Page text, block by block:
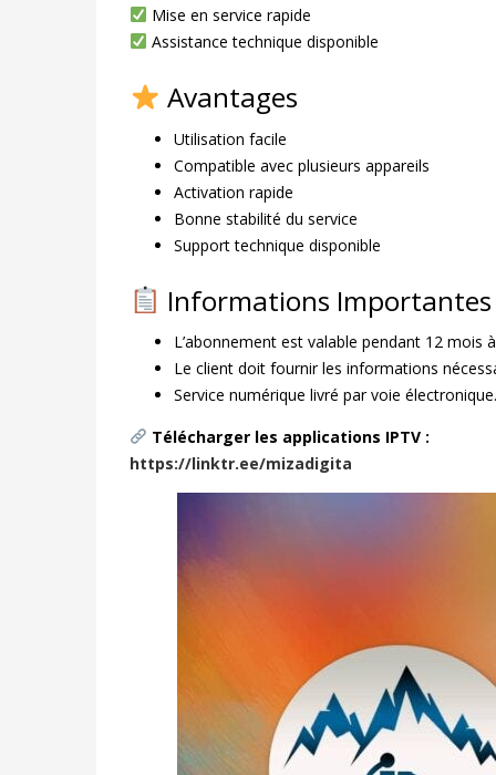
Mise en service rapide
Assistance technique disponible
Avantages
Utilisation facile
Compatible avec plusieurs appareils
Activation rapide
Bonne stabilité du service
Support technique disponible
Informations Importantes
L’abonnement est valable pendant 12 mois
Le client doit fournir les informations
Service numérique livré par voie électronique.
Télécharger les applications IPTV :
https://linktr.ee/mizadigita